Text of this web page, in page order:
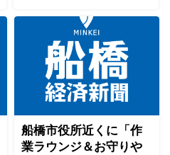
船橋市役所近くに「作
業ラウンジ＆お守りや